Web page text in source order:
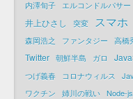
内澤旬子
エルコンドルパサー
井上ひさし 突変 スマホ
森岡浩之
ファンタジー 高橋
Twitter 朝鮮半島 ガロ
つげ義春 コロナウィルス
ワクチン 姉川の戦い Node-js